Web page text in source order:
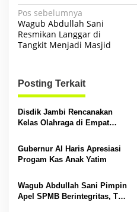
N
a
v
g
a
s
p
o
s
Pos sebelumnya
Wagub Abdullah Sani
Resmikan Langgar di
Tangkit Menjadi Masjid
Posting Terkait
Disdik Jambi Rencanakan
Kelas Olahraga di Empat
Gubernur Al Haris Apresiasi
Progam Kas Anak Yatim
Wagub Abdullah Sani Pimpin
Apel SPMB Berintegritas, Tak